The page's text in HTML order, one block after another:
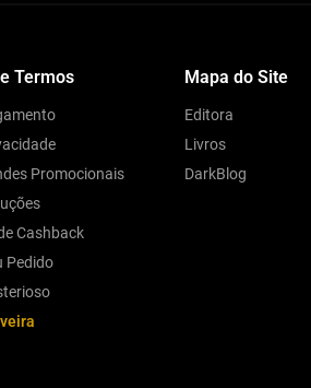
Termos
Promocionais
Cashback
Pedido
Mapa do Site
Editora
Livros
DarkBlog